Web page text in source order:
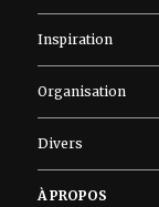
Inspiration
Organisation
Divers
À PROPOS